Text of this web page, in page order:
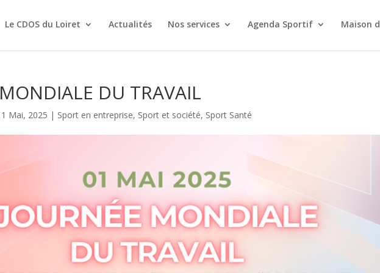
Le CDOS du Loiret Actualités Nos services Agenda Sportif Maison
DU TRAVAIL
1 Mai, 2025 | Sport en entreprise, Sport et société, Sport Santé